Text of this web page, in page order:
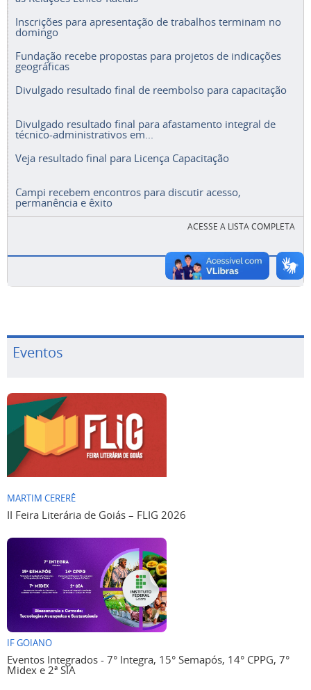
Inscrições para apresentação de trabalhos terminam no
domingo
Fundação recebe propostas para projetos de indicações
geográficas
Divulgado resultado final de reembolso para capacitação
Divulgado resultado final para afastamento integral de
técnico-administrativos em...
Veja resultado final para Licença Capacitação
Campi recebem encontros para discutir acesso,
permanência e êxito
ACESSE A LISTA COMPLETA
Eventos
MARTIM CERERÊ
II Feira Literária de Goiás – FLIG 2026
IF GOIANO
Eventos Integrados - 7° Integra, 15° Semapós, 14° CPPG, 7°
Midex e 2ª SIA